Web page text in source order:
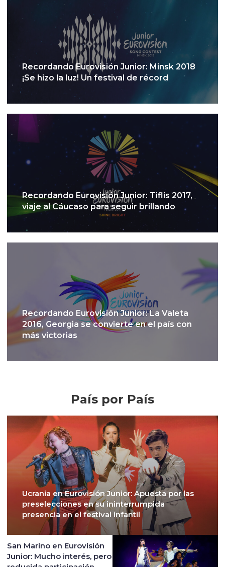
Recordando Eurovisión Junior: Minsk 2018
¡Se hizo la luz! Un festival de récord
Recordando Eurovisión Junior: Tiflis 2017,
viaje al Cáucaso para seguir brillando
Recordando Eurovisión Junior: La Valeta
2016, Georgia se convierte en el país con
más victorias
País por País
Ucrania en Eurovisión Junior: Apuesta por las
preselecciones en su ininterrumpida
presencia en el festival infantil
San Marino en Eurovisión
Junior: Mucho interés, pero